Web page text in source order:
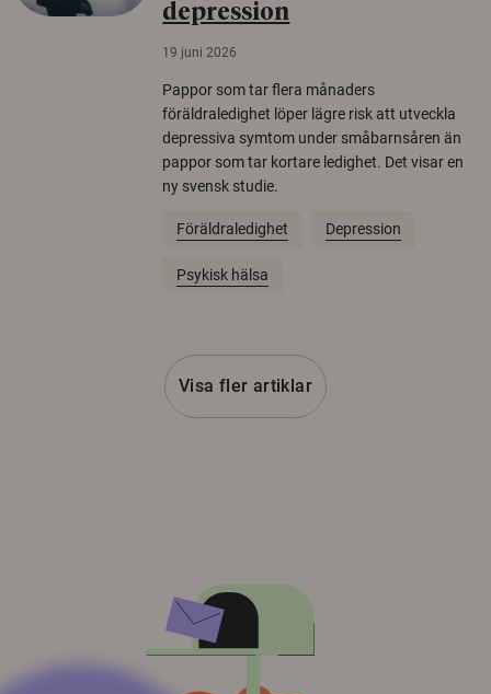
depression
19 juni 2026
Pappor som tar flera månaders
föräldraledighet löper lägre risk att utveckla
depressiva symtom under småbarnsåren än
pappor som tar kortare ledighet. Det visar en
ny svensk studie.
Föräldraledighet Depression
Psykisk hälsa
Visa fler artiklar